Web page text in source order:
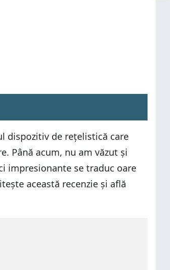
dispozitiv de rețelistică care
Până acum, nu am văzut și
impresionante se traduc oare
această recenzie și află